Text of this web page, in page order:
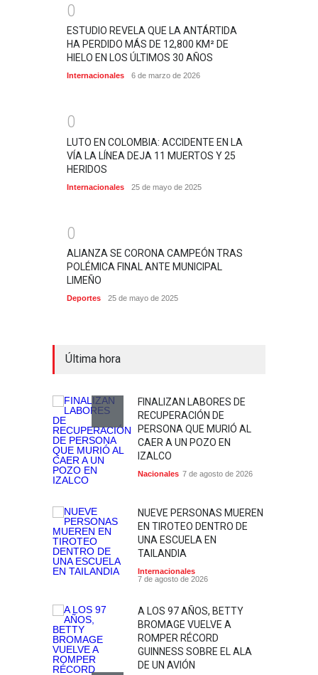
0
ESTUDIO REVELA QUE LA ANTÁRTIDA
HA PERDIDO MÁS DE 12,800 KM² DE
HIELO EN LOS ÚLTIMOS 30 AÑOS
Internacionales 6 de marzo de 2026
0
LUTO EN COLOMBIA: ACCIDENTE EN LA
VÍA LA LÍNEA DEJA 11 MUERTOS Y 25
HERIDOS
Internacionales 25 de mayo de 2025
0
ALIANZA SE CORONA CAMPEÓN TRAS
POLÉMICA FINAL ANTE MUNICIPAL
LIMEÑO
Deportes 25 de mayo de 2025
Última hora
FINALIZAN LABORES DE
RECUPERACIÓN DE
PERSONA QUE MURIÓ AL
CAER A UN POZO EN
IZALCO
Nacionales 7 de agosto de 2026
NUEVE PERSONAS MUEREN
EN TIROTEO DENTRO DE
UNA ESCUELA EN
TAILANDIA
Internacionales
7 de agosto de 2026
A LOS 97 AÑOS, BETTY
BROMAGE VUELVE A
ROMPER RÉCORD
GUINNESS SOBRE EL ALA
DE UN AVIÓN